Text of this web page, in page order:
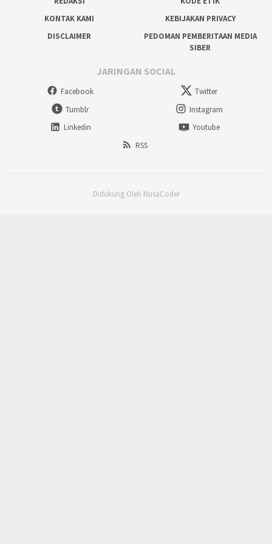
KONTAK KAMI
KEBIJAKAN PRIVACY
DISCLAIMER
PEDOMAN PEMBERITAAN MEDIA
SIBER
JARINGAN SOCIAL
Facebook
Twitter
Tumblr
Instagram
Linkedin
Youtube
RSS
Didukung Oleh NusaCoder